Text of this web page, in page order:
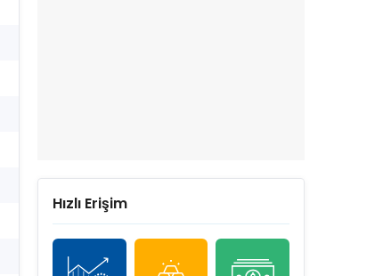
Hızlı Erişim